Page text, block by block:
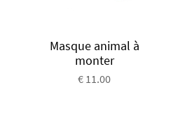
Masque animal à
monter
€ 11.00